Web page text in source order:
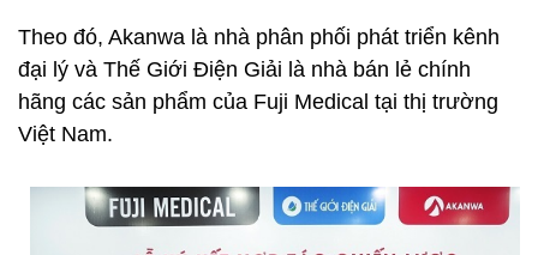
Theo đó, Akanwa là nhà phân phối phát triển kênh
đại lý và Thế Giới Điện Giải là nhà bán lẻ chính
hãng các sản phẩm của Fuji Medical tại thị trường
Việt Nam.